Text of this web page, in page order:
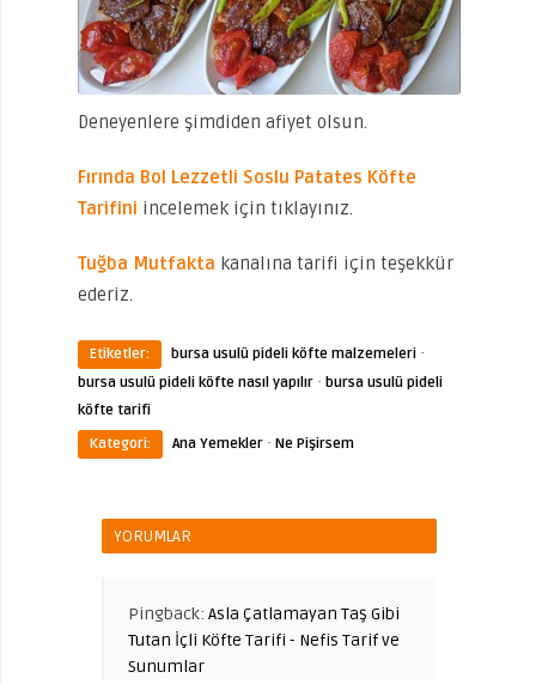
Deneyenlere şimdiden afiyet olsun.
Fırında Bol Lezzetli Soslu Patates Köfte
Tarifini incelemek için tıklayınız.
Tuğba Mutfakta kanalına tarifi için teşekkür
ederiz.
Etiketler: bursa usulü pideli köfte malzemeleri ·
bursa usulü pideli köfte nasıl yapılır · bursa usulü pideli
köfte tarifi
Kategori:
Ana Yemekler · Ne Pişirsem
YORUMLAR
Pingback: Asla Çatlamayan Taş Gibi
Tutan İçli Köfte Tarifi - Nefis Tarif ve
Sunumlar